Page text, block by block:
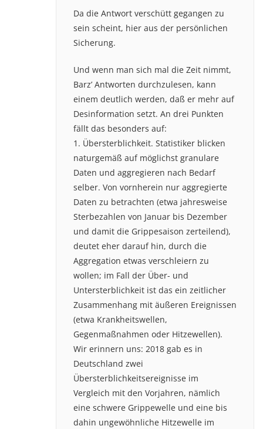
Da die Antwort verschütt gegangen zu
sein scheint, hier aus der persönlichen
Sicherung.
Und wenn man sich mal die Zeit nimmt,
Barz’ Antworten durchzulesen, kann
einem deutlich werden, daß er mehr auf
Desinformation setzt. An drei Punkten
fällt das besonders auf:
1. Übersterblichkeit. Statistiker blicken
naturgemäß auf möglichst granulare
Daten und aggregieren nach Bedarf
selber. Von vornherein nur aggregierte
Daten zu betrachten (etwa jahresweise
Sterbezahlen von Januar bis Dezember
und damit die Grippesaison zerteilend),
deutet eher darauf hin, durch die
Aggregation etwas verschleiern zu
wollen; im Fall der Über- und
Untersterblichkeit ist das ein zeitlicher
Zusammenhang mit äußeren Ereignissen
(etwa Krankheitswellen,
Gegenmaßnahmen oder Hitzewellen).
Wir erinnern uns: 2018 gab es in
Deutschland zwei
Übersterblichkeitsereignisse im
Vergleich mit den Vorjahren, nämlich
eine schwere Grippewelle und eine bis
dahin ungewöhnliche Hitzewelle im